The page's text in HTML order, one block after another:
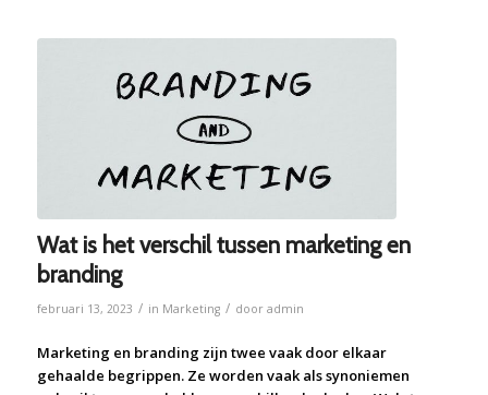
Wat is het verschil tussen marketing en
branding
februari 13, 2023 / in Marketing / door admin
Marketing en branding zijn twee vaak door elkaar
gehaalde begrippen. Ze worden vaak als synoniemen